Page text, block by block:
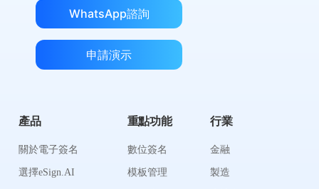
WhatsApp諮詢
申請演示
產品
關於電子簽名
選擇eSign.AI
重點功能
數位簽名
模板管理
行業
金融
製造